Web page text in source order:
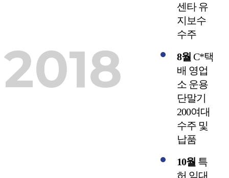
2018
센타 유
지보수
수주
8월 C*택
배 영업
소 운용
단말기
200여대
수주 및
납품
10월 특
허 임대